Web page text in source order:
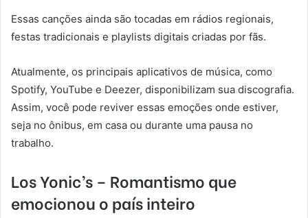
Essas canções ainda são tocadas em rádios regionais,
festas tradicionais e playlists digitais criadas por fãs.
Atualmente, os principais aplicativos de música, como
Spotify, YouTube e Deezer, disponibilizam sua discografia.
Assim, você pode reviver essas emoções onde estiver,
seja no ônibus, em casa ou durante uma pausa no
trabalho.
Los Yonic’s – Romantismo que
emocionou o país inteiro